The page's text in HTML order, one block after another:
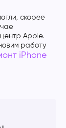
скорее
Apple.
работу
iPhone